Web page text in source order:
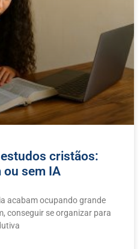
cristãos:
sem IA
acabam ocupando grande
conseguir se organizar para